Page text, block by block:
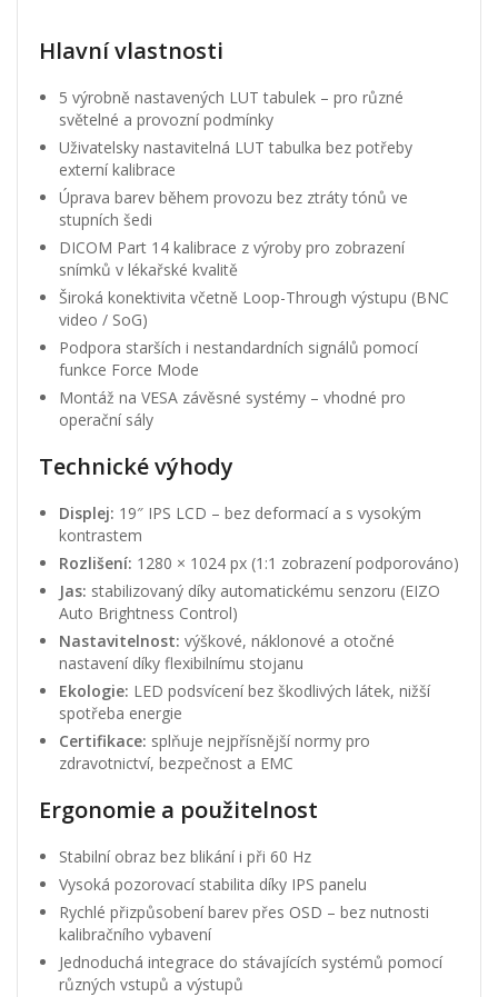
Hlavní vlastnosti
5 výrobně nastavených LUT tabulek – pro různé
světelné a provozní podmínky
Uživatelsky nastavitelná LUT tabulka bez potřeby
externí kalibrace
Úprava barev během provozu bez ztráty tónů ve
stupních šedi
DICOM Part 14 kalibrace z výroby pro zobrazení
snímků v lékařské kvalitě
Široká konektivita včetně Loop-Through výstupu (BNC
video / SoG)
Podpora starších i nestandardních signálů pomocí
funkce Force Mode
Montáž na VESA závěsné systémy – vhodné pro
operační sály
Technické výhody
Displej: 19″ IPS LCD – bez deformací a s vysokým
kontrastem
Rozlišení: 1280 × 1024 px (1:1 zobrazení podporováno)
Jas: stabilizovaný díky automatickému senzoru (EIZO
Auto Brightness Control)
Nastavitelnost: výškové, náklonové a otočné
nastavení díky flexibilnímu stojanu
Ekologie: LED podsvícení bez škodlivých látek, nižší
spotřeba energie
Certifikace: splňuje nejpřísnější normy pro
zdravotnictví, bezpečnost a EMC
Ergonomie a použitelnost
Stabilní obraz bez blikání i při 60 Hz
Vysoká pozorovací stabilita díky IPS panelu
Rychlé přizpůsobení barev přes OSD – bez nutnosti
kalibračního vybavení
Jednoduchá integrace do stávajících systémů pomocí
různých vstupů a výstupů